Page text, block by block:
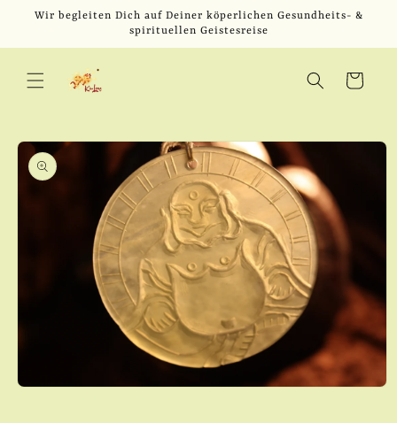
zum
Wir begleiten Dich auf Deiner köperlichen Gesundheits- &
spirituellen Geistesreise
Warenkorb